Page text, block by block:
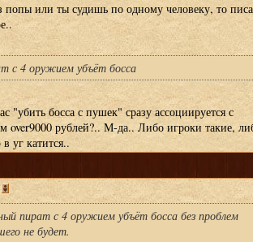
попы или ты судишь по одному человеку, то
с 4 оружием убъёт босса
"убить босса с пушек" сразу ассоциируется с
over9000 рублей?.. М-да.. Либо игроки такие,
уг катится..
пират с 4 оружием убъёт босса без проблем
не будет.